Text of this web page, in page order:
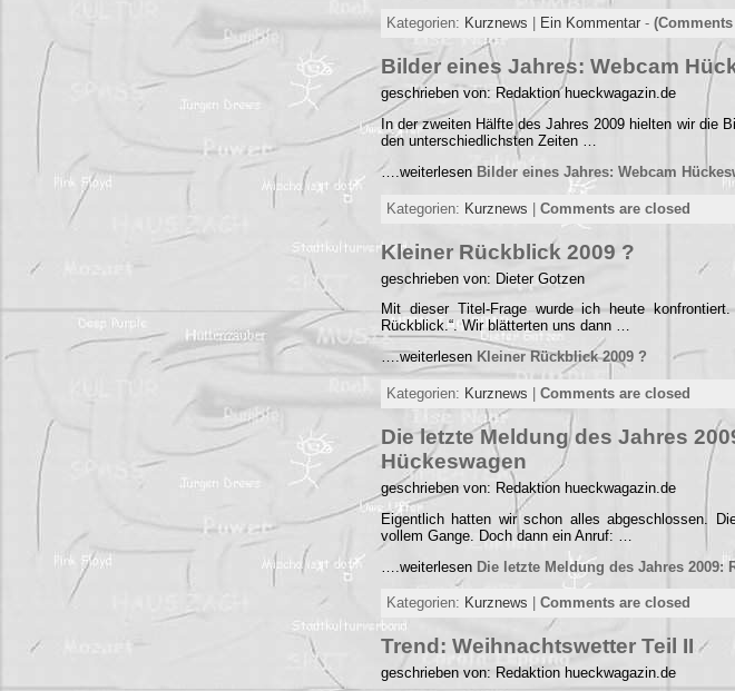
Kategorien: Kurznews Ein Kommentar -
Bilder eines Jahres: Webcam
geschrieben von: Redaktion hueckwagazin.de
In der zweiten Hälfte des Jahres 2009 hielten wir die
den unterschiedlichsten Zeiten …
….weiterlesen Bilder eines Jahres: Webcam
Kategorien: Kurznews | Comments are closed
Kleiner Rückblick 2009 ?
geschrieben von: Dieter Gotzen
Mit dieser Titel-Frage wurde ich heute
Rückblick.“. Wir blätterten uns dann …
….weiterlesen Kleiner Rückblick 2009 ?
Kategorien: Kurznews Comments are closed
Die letzte Meldung des Jahres
Hückeswagen
geschrieben von: Redaktion hueckwagazin.de
Eigentlich hatten wir schon alles abgeschlossen.
vollem Gange. Doch dann ein Anruf: …
….weiterlesen Die letzte Meldung des Jahres 2009:
Kategorien: Kurznews Comments are closed
Trend: Weihnachtswetter Teil II
geschrieben von: Redaktion hueckwagazin.de